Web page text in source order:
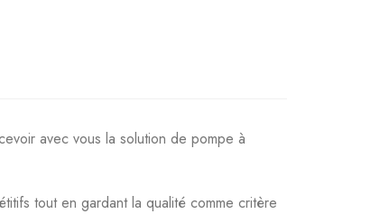
avec vous la solution de pompe à
tout en gardant la qualité comme critère